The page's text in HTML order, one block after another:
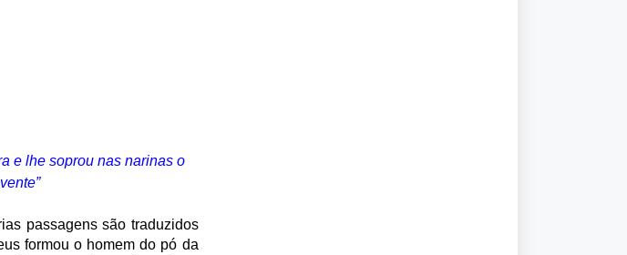
e lhe soprou nas narinas o
”
passagens são traduzidos
formou o homem do pó da